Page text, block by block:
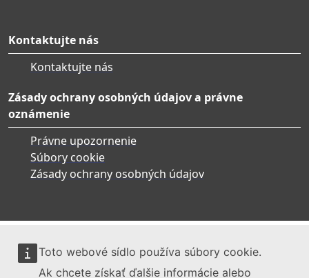
Toto webové sídlo používa súbory cookie.
Ak chcete získať ďalšie informácie alebo
Kontaktujte nás
Kontaktujte nás
Zásady ochrany osobných údajov a právne
oznámenie
Právne upozornenie
Súbory cookie
Zásady ochrany osobných údajov